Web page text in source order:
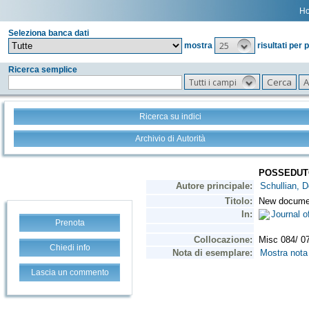
Seleziona banca dati
mostra
25 risultati per
Ricerca semplice
Tutti i campi
Ricerca su indici
Archivio di Autorità
Prenota
Chiedi info
Lascia un commento